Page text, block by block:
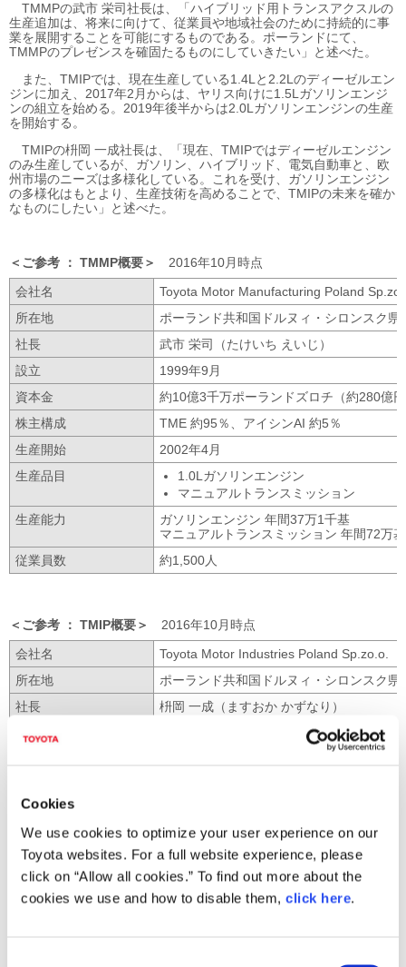
Cookies
We use cookies to optimize your user experience on our
Toyota websites. For a full website experience, please
click on “Allow all cookies.” To find out more about the
cookies we use and how to disable them, click here.
TMMPの武市 栄司社長は、「ハイブリッド用トランスアクスルの
生産追加は、将来に向けて、従業員や地域社会のために持続的に事
業を展開することを可能にするものである。ポーランドにて、
TMMPのプレゼンスを確固たるものにしていきたい」と述べた。
また、TMIPでは、現在生産している1.4Lと2.2Lのディーゼルエン
ジンに加え、2017年2月からは、ヤリス向けに1.5Lガソリンエンジ
ンの組立を始める。2019年後半からは2.0Lガソリンエンジンの生産
を開始する。
TMIPの枡岡 一成社長は、「現在、TMIPではディーゼルエンジン
のみ生産しているが、ガソリン、ハイブリッド、電気自動車と、欧
州市場のニーズは多様化している。これを受け、ガソリンエンジン
の多様化はもとより、生産技術を高めることで、TMIPの未来を確か
なものにしたい」と述べた。
ご参考 TMMP概要
2016年10月時点
会社名
Toyota Motor Manufacturing Poland
所在地
ポーランド共和国ドルヌィ・シロンスク県
社長
武市 栄司（たけいち えいじ）
設立
1999年9月
資本金
約10億3千万ポーランドズロチ（約280億円
株主構成
TME 約95％、アイシンAI 約5％
生産開始
2002年4月
生産品目
1.0Lガソリンエンジン
マニュアルトランスミッション
生産能力
ガソリンエンジン 年間37万1千基
マニュアルトランスミッション 年間72万基
従業員数
約1,500人
ご参考 TMIP概要
2016年10月時点
会社名
Toyota Motor Industries Poland Sp.zo.o.（
所在地
ポーランド共和国ドルヌィ・シロンスク
社長
枡岡 一成（ますおか かずなり）
設立
生産開始
生産品目
1.4L・2.2Lディーゼルエンジン
生産能力
年間18万基
従業員数
約500名